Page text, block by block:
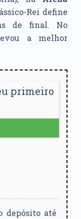
Rei define
de final. No
a melhor
primeiro
depósito até